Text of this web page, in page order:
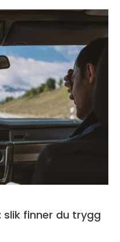
finner du trygg